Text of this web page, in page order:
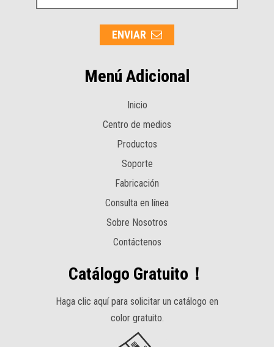
ENVIAR
Menú Adicional
Inicio
Centro de medios
Productos
Soporte
Fabricación
Consulta en línea
Sobre Nosotros
Contáctenos
Catálogo Gratuito！
Haga clic aquí para solicitar un catálogo en
color gratuito.